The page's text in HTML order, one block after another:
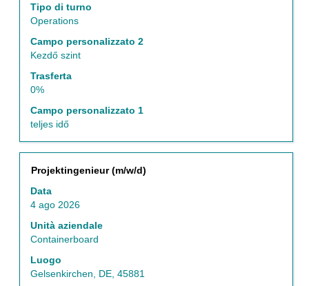
Tipo di turno
Operations
Campo personalizzato 2
Kezdő szint
Trasferta
0%
Campo personalizzato 1
teljes idő
i
contenuti
delle
informazioni
lavoro.
Titolo
Projektingenieur (m/w/d)
Data
4 ago 2026
Unità aziendale
Containerboard
Luogo
Gelsenkirchen, DE, 45881
Effettuare
selezione
con
la
barra
per
visualizzare